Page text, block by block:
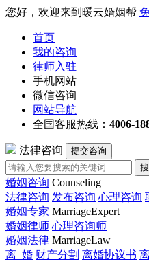
您好，欢迎来到暖云婚姻帮
首页
我的咨询
律师入驻
手机网站
微信咨询
网站导航
全国客服热线： 4006-
法律咨询
提交咨询
婚姻咨询 Counseling
法律咨询 发布咨询 心理咨询
婚姻专家 MarriageExpert
婚姻律师 心理咨询师
婚姻法律 MarriageLaw
离 婚 财产分割 离婚协议书